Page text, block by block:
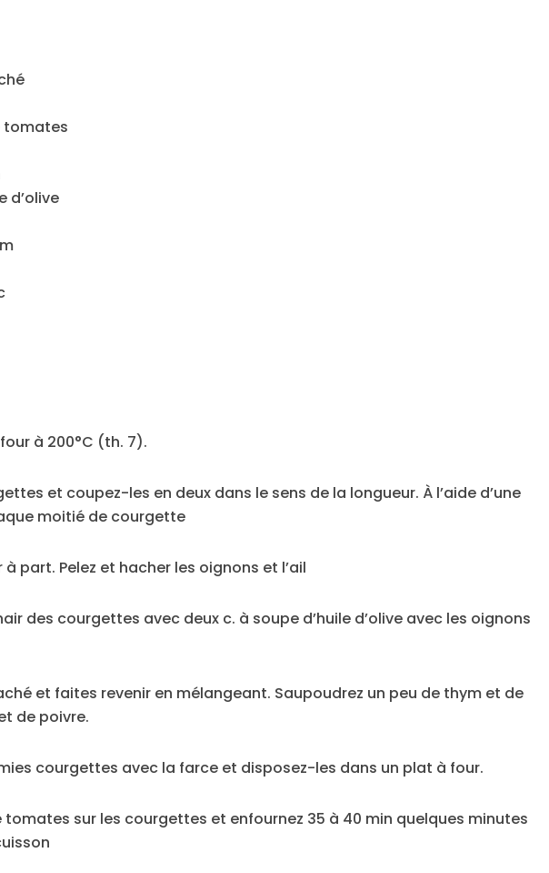
tomates
d’olive
à 200°C (th. 7).
et coupez-les en deux dans le sens de la longueur. À l’aide d’une
moitié de courgette
part. Pelez et hacher les oignons et l’ail
des courgettes avec deux c. à soupe d’huile d’olive avec les oignons
et faites revenir en mélangeant. Saupoudrez un peu de thym et de
de poivre.
courgettes avec la farce et disposez-les dans un plat à four.
tomates sur les courgettes et enfournez 35 à 40 min quelques minutes